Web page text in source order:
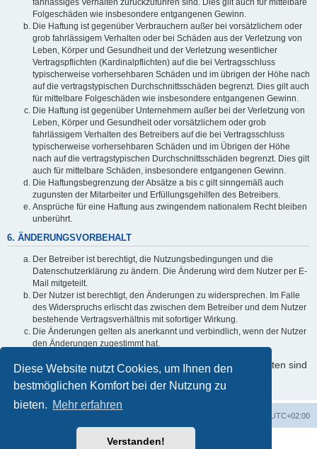
Diese Website nutzt Cookies, um Ihnen den
bestmöglichen Komfort bei der Nutzung zu
bieten. Mehr erfahren
Verstanden!
Folgeschäden wie insbesondere entgangenen Gewinn.
Die Haftung ist gegenüber Verbrauchern außer bei vorsätzlichem oder
grob fahrlässigem Verhalten oder bei Schäden aus der Verletzung von
Leben, Körper und Gesundheit und der Verletzung wesentlicher
Vertragspflichten (Kardinalpflichten) auf die bei Vertragsschluss
typischerweise vorhersehbaren Schäden und im übrigen der Höhe nach
auf die vertragstypischen Durchschnittsschäden begrenzt. Dies gilt auch
für mittelbare Folgeschäden wie insbesondere entgangenen Gewinn.
Die Haftung ist gegenüber Unternehmern außer bei der Verletzung von
Leben, Körper und Gesundheit oder vorsätzlichem oder grob
fahrlässigem Verhalten des Betreibers auf die bei Vertragsschluss
typischerweise vorhersehbaren Schäden und im Übrigen der Höhe
nach auf die vertragstypischen Durchschnittsschäden begrenzt. Dies gilt
auch für mittelbare Schäden, insbesondere entgangenen Gewinn.
Die Haftungsbegrenzung der Absätze a bis c gilt sinngemäß auch
zugunsten der Mitarbeiter und Erfüllungsgehilfen des Betreibers.
Ansprüche für eine Haftung aus zwingendem nationalem Recht bleiben
unberührt.
6. ÄNDERUNGSVORBEHALT
Der Betreiber ist berechtigt, die Nutzungsbedingungen und die
Datenschutzerklärung zu ändern. Die Änderung wird dem Nutzer per E-
Mail mitgeteilt.
Der Nutzer ist berechtigt, den Änderungen zu widersprechen. Im Falle
des Widerspruchs erlischt das zwischen dem Betreiber und dem Nutzer
bestehende Vertragsverhältnis mit sofortiger Wirkung.
Die Änderungen gelten als anerkannt und verbindlich, wenn der Nutzer
den Änderungen zugestimmt hat.
Informationen über den Umgang mit Ihren persönlichen Daten sind
in der Datenschutzerklärung enthalten.
UTC+02:00
Powered byphpBB® Forum Software © phpBB Limited